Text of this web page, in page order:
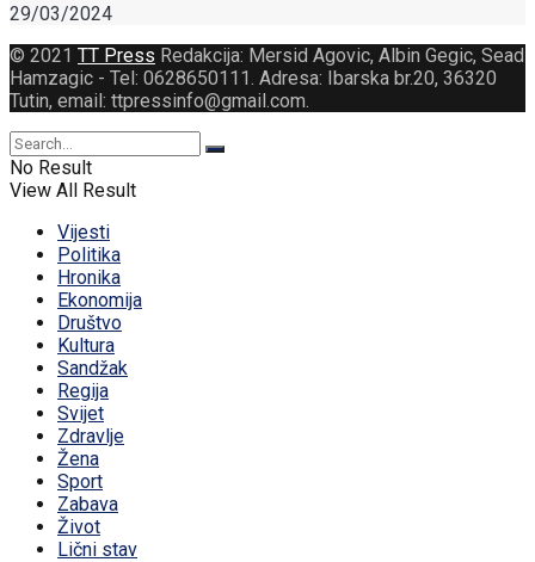
29/03/2024
© 2021 TT Press Redakcija: Mersid Agovic, Albin Gegic, Sead
Hamzagic - Tel: 0628650111. Adresa: Ibarska br.20, 36320
Tutin, email: ttpressinfo@gmail.com.
No Result
View All Result
Vijesti
Politika
Hronika
Ekonomija
Društvo
Kultura
Sandžak
Regija
Svijet
Zdravlje
Žena
Sport
Zabava
Život
Lični stav